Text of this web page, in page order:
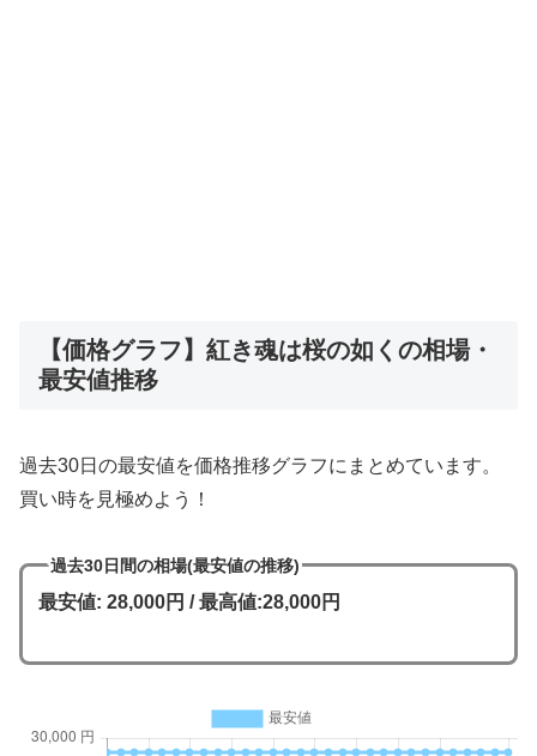
【価格グラフ】紅き魂は桜の如くの相場・
最安値推移
過去30日の最安値を価格推移グラフにまとめています。
買い時を見極めよう！
過去30日間の相場(最安値の推移)
最安値: 28,000円 / 最高値:28,000円